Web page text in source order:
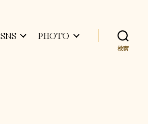
SNS PHOTO
検索